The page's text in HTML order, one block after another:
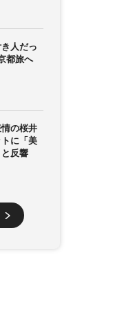
人だっ
都旅へ
の桜井
に「美
反響